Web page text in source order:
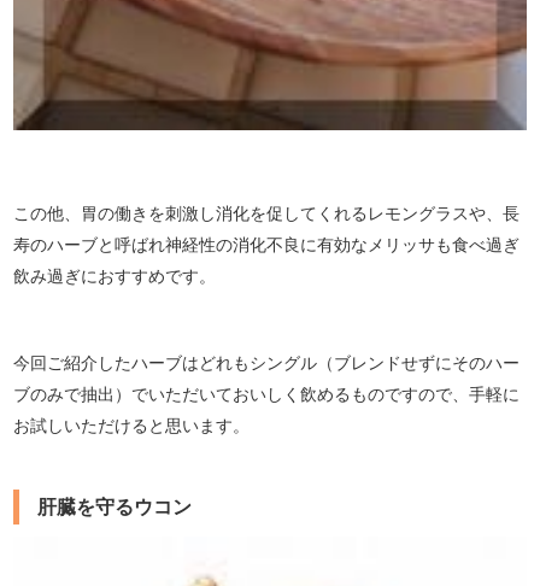
この他、胃の働きを刺激し消化を促してくれるレモングラスや、長
寿のハーブと呼ばれ神経性の消化不良に有効なメリッサも食べ過ぎ
飲み過ぎにおすすめです。
今回ご紹介したハーブはどれもシングル（ブレンドせずにそのハー
ブのみで抽出）でいただいておいしく飲めるものですので、手軽に
お試しいただけると思います。
肝臓を守るウコン